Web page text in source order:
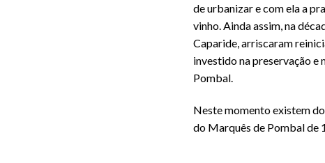
de urbanizar e com ela a
vinho. Ainda assim, na
Caparide, arriscaram
investido na preservação e
Pombal.
Neste momento existem
do Marquês de Pombal de